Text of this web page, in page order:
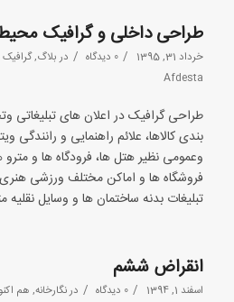
طراحی داخلی و گرافیک
خرداد 31, 1395 / 0 دیدگاه / دربلاگ,
Afdesta
طراحی گرافیک در اعلان های تبلیغاتی
بندی کالاها، علائم راهنمایی و رانندگی
وعمومی نظیر هتل ها، فرودگاه ها و مترو
فروشگاه ها و اماکن مختلف ورزشی
تبلیغات بدنه ساختمان ها و وسایل نقلیه
انقراض ششم
اسفند 1, 1394 / 0 دیدگاه / درنگارخانه, هم